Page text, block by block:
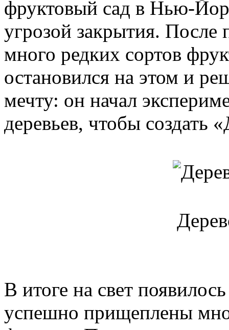
фруктовый сад в Нью-
угрозой закрытия.
много редких сортов
остановился на этом и
мечту: он начал
деревьев, чтобы создать
В итоге на свет
успешно прищеплены